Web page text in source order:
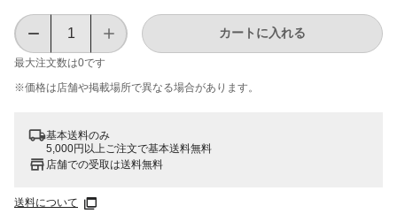
最大注文数は0です
カートに入れる
※価格は​店舗や​掲載場所で​異なる​場合が​あります。
基本送料のみ
5,000円以上ご注文で基本送料無料
店舗での受取は送料無料
送料について